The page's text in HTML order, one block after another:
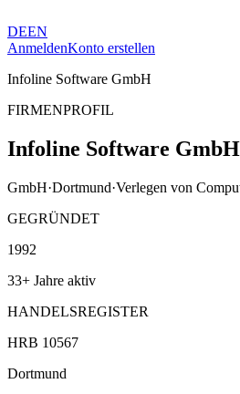
DEEN
AnmeldenKonto erstellen
Infoline Software GmbH
FIRMENPROFIL
Infoline Software GmbH
GmbH·Dortmund·Verlegen von
GEGRÜNDET
1992
33+ Jahre aktiv
HANDELSREGISTER
HRB 10567
Dortmund